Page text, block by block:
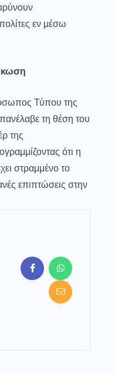
εν μέσω
Τύπου της
τη θέση του
της
ότι η
στραμμένο το
επιπτώσεις στην